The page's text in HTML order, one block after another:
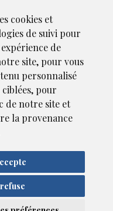
cookies et
de suivi pour
de
site, pour vous
personnalisé
pour
de notre site et
la provenance
e-learning, présentiels,
n° 2020/89171.3
sociaux